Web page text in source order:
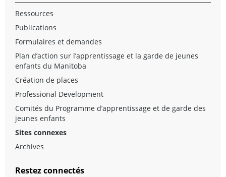
Ressources
Publications
Formulaires et demandes
Plan d’action sur l’apprentissage et la garde de jeunes
enfants du Manitoba
Création de places
Professional Development
Comités du Programme d’apprentissage et de garde des
jeunes enfants
Sites connexes
Archives
Restez connectés